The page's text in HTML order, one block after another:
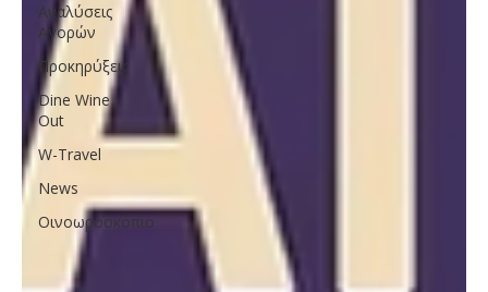
Αναλύσεις
Αγορών
Προκηρύξεις
Dine Wine
Out
W-Travel
News
Οινοωροσκόπιο